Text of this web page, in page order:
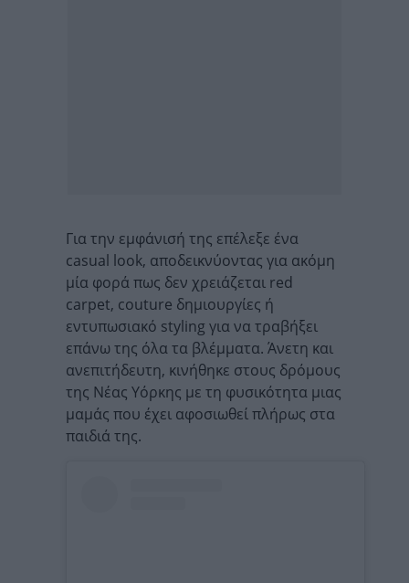
Για την εμφάνισή της επέλεξε ένα
casual look, αποδεικνύοντας για ακόμη
μία φορά πως δεν χρειάζεται red
carpet, couture δημιουργίες ή
εντυπωσιακό styling για να τραβήξει
επάνω της όλα τα βλέμματα. Άνετη και
ανεπιτήδευτη, κινήθηκε στους δρόμους
της Νέας Υόρκης με τη φυσικότητα μιας
μαμάς που έχει αφοσιωθεί πλήρως στα
παιδιά της.